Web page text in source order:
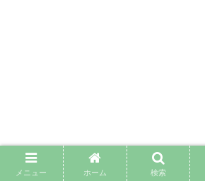
メニュー ホーム 検索